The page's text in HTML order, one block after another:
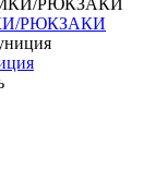
РЮКЗАКИ